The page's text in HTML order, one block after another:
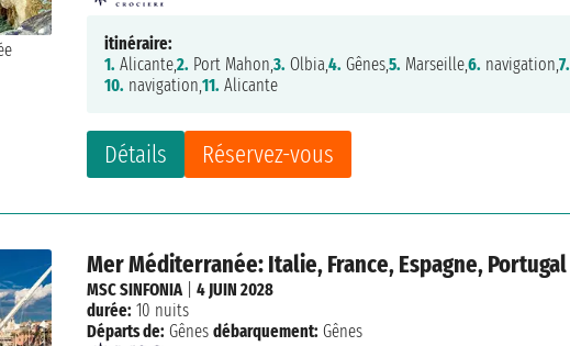
Détails Réservez-vous
itinéraire:
1. Alicante,2. Port Mahon,3. Olbia,4. Gênes,5. Marseille,6. navigation,7.
10. navigation,11. Alicante
Mer Méditerranée: Italie, France, Espagne, Portugal
MSC SINFONIA|4 JUIN 2028
durée: 10 nuits
Départs de: Gênes débarquement: Gênes